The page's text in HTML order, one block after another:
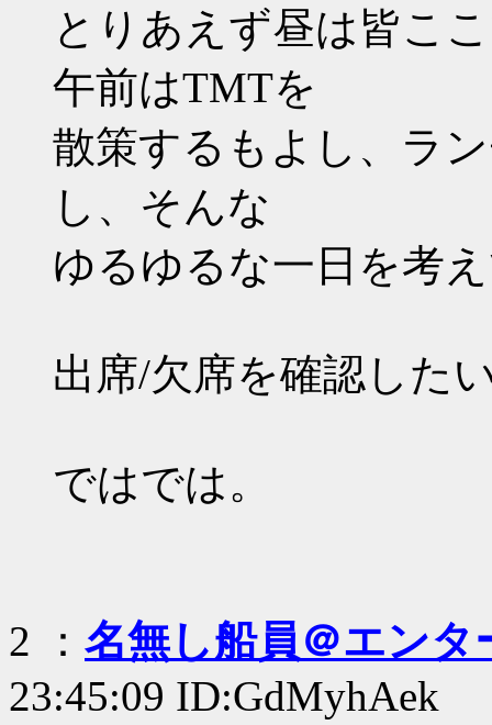
とりあえず昼は皆こ
午前はTMTを
散策するもよし、ラ
し、そんな
ゆるゆるな一日を考
出席/欠席を確認した
ではでは。
2 ： 名無し船員＠エンタ
23:45:09 ID:GdMyhAek